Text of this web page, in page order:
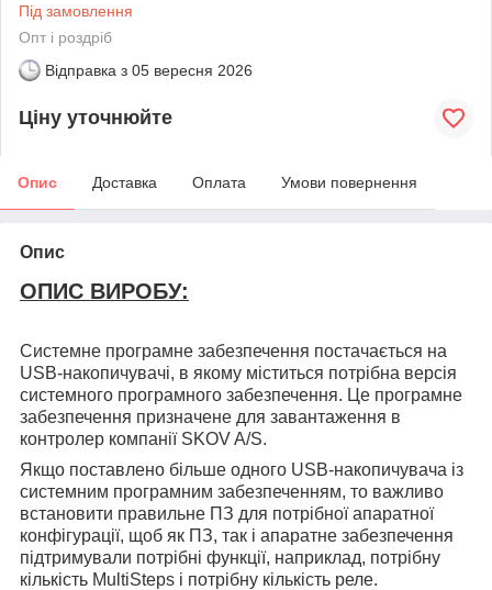
Під замовлення
Опт і роздріб
Відправка з 05 вересня 2026
Ціну уточнюйте
Опис Доставка Оплата Умови повернення
Опис
ОПИС ВИРОБУ:
Системне програмне забезпечення постачається на
USB-накопичувачі, в якому міститься потрібна версія
системного програмного забезпечення. Це програмне
забезпечення призначене для завантаження в
контролер компанії SKOV A/S.
Якщо поставлено більше одного USB-накопичувача із
системним програмним забезпеченням, то важливо
встановити правильне ПЗ для потрібної апаратної
конфігурації, щоб як ПЗ, так і апаратне забезпечення
підтримували потрібні функції, наприклад, потрібну
кількість MultiSteps і потрібну кількість реле.